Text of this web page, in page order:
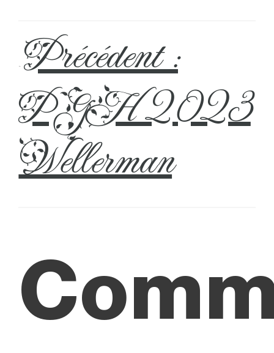
←
Précédent :
PGH 2023
Wellerman